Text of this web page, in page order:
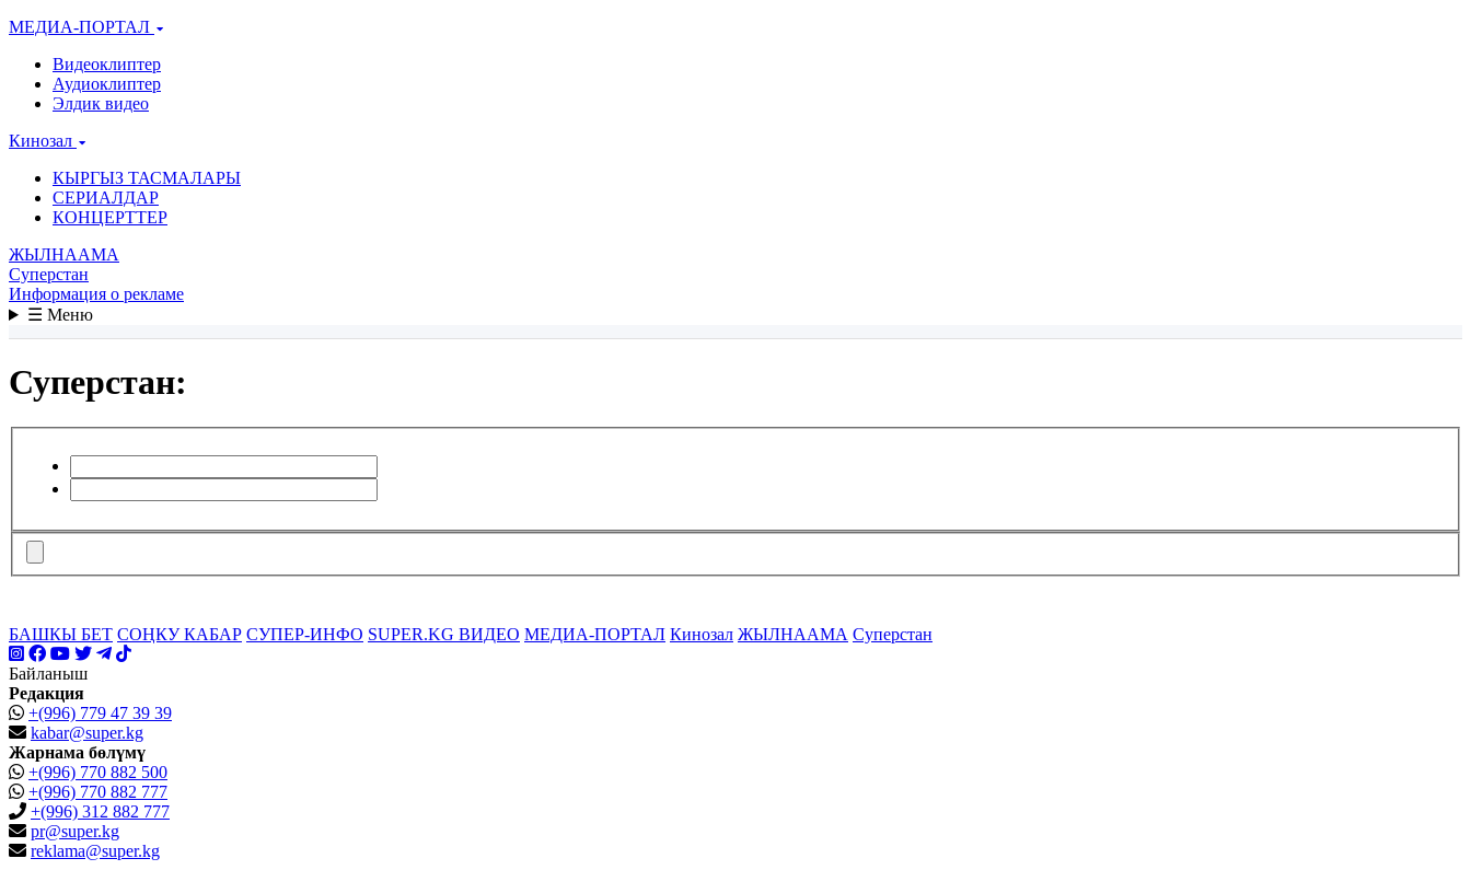
МЕДИА-ПОРТАЛ
Видеоклиптер
Аудиоклиптер
Элдик видео
Кинозал
КЫРГЫЗ ТАСМАЛАРЫ
СЕРИАЛДАР
КОНЦЕРТТЕР
ЖЫЛНААМА
Суперстан
Информация о рекламе
☰ Меню
Суперстан:
БАШКЫ БЕТ СОҢКУ КАБАР СУПЕР-ИНФО SUPER.KG ВИДЕО МЕДИА-ПОРТАЛ Кинозал ЖЫЛНААМА Суперстан
Байланыш
Редакция
+(996) 779 47 39 39
kabar@super.kg
Жарнама бөлүмү
+(996) 770 882 500
+(996) 770 882 777
+(996) 312 882 777
pr@super.kg
reklama@super.kg